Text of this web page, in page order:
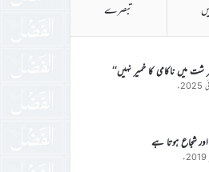
تبصرے
میں ناکامی کا خمیر نہیں‘‘
شجاع ہوتا ہے